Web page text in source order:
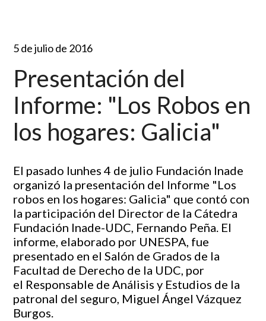
5 de julio de 2016
Presentación del
Informe: "Los Robos en
los hogares: Galicia"
El pasado lunhes 4 de julio Fundación Inade
organizó la presentación del Informe "Los
robos en los hogares: Galicia" que contó con
la participación del Director de la Cátedra
Fundación Inade-UDC, Fernando Peña. El
informe, elaborado por UNESPA, fue
presentado en el Salón de Grados de la
Facultad de Derecho de la UDC, por
el Responsable de Análisis y Estudios de la
patronal del seguro, Miguel Ángel Vázquez
Burgos.